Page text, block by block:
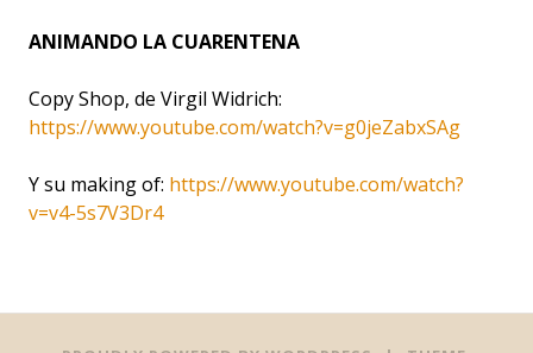
ANIMANDO LA CUARENTENA
Copy Shop, de Virgil Widrich:
https://www.youtube.com/watch?v=g0jeZabxSAg
Y su making of: https://www.youtube.com/watch?
v=v4-5s7V3Dr4
Post